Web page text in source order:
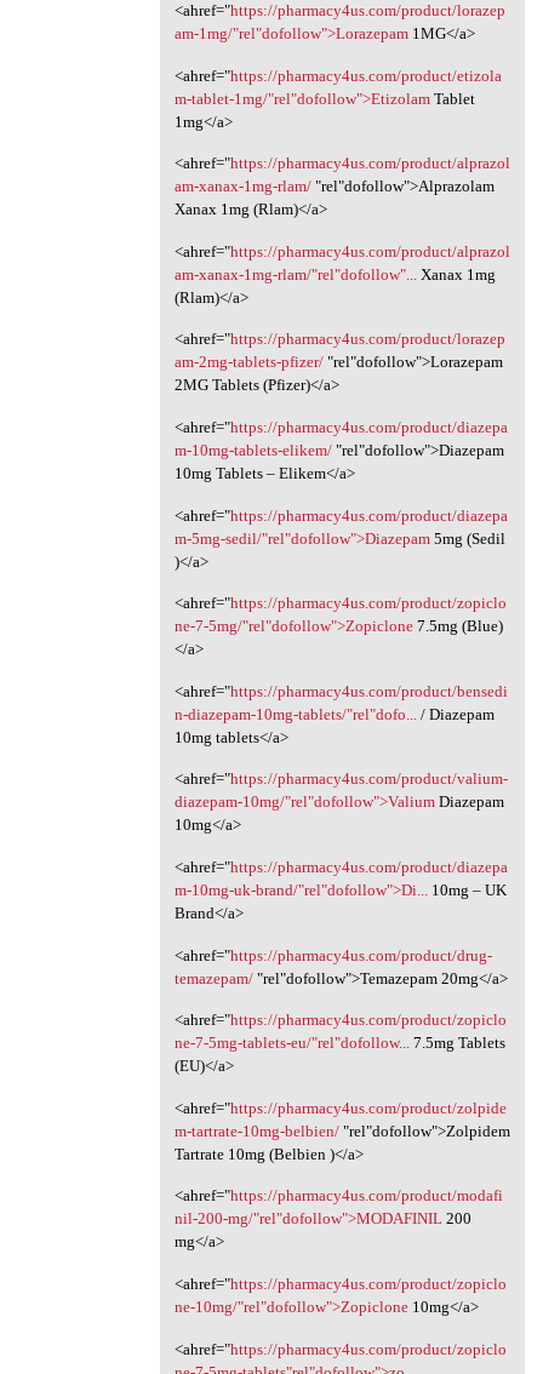
<ahref="https://pharmacy4us.com/product/lorazep
am-1mg/"rel"dofollow">Lorazepam1MG</a>
<ahref="https://pharmacy4us.com/product/etizola
m-tablet-1mg/"rel"dofollow">EtizolamTablet
1mg</a>
<ahref="https://pharmacy4us.com/product/alprazol
am-xanax-1mg-rlam/‎"rel"dofollow">Alprazolam
Xanax 1mg (Rlam)</a>
<ahref="https://pharmacy4us.com/product/alprazol
am-xanax-1mg-rlam/"rel"dofollow"...
Xanax 1mg
(Rlam)</a>
<ahref="https://pharmacy4us.com/product/lorazep
am-2mg-tablets-pfizer/"rel"dofollow">Lorazepam
2MG Tablets (Pfizer)</a>
<ahref="https://pharmacy4us.com/product/diazepa
m-10mg-tablets-elikem/‎"rel"dofollow">Diazepam
10mg Tablets – Elikem</a>
<ahref="https://pharmacy4us.com/product/diazepa
m-5mg-sedil/"rel"dofollow">Diazepam5mg (Sedil
)</a>
<ahref="https://pharmacy4us.com/product/zopiclo
ne-7-5mg/"rel"dofollow">Zopiclone7.5mg (Blue)
</a>
<ahref="https://pharmacy4us.com/product/bensedi
n-diazepam-10mg-tablets/"rel"dofo...
/ Diazepam
10mg tablets</a>
<ahref="https://pharmacy4us.com/product/valium-
diazepam-10mg/"rel"dofollow">ValiumDiazepam
10mg</a>
<ahref="https://pharmacy4us.com/product/diazepa
m-10mg-uk-brand/"rel"dofollow">Di...
10mg – UK
Brand</a>
<ahref="https://pharmacy4us.com/product/drug-
temazepam/‎"rel"dofollow">Temazepam 20mg</a>
<ahref="https://pharmacy4us.com/product/zopiclo
ne-7-5mg-tablets-eu/"rel"dofollow...7.5mg Tablets
(EU)</a>
<ahref="https://pharmacy4us.com/product/zolpide
m-tartrate-10mg-belbien/‎"rel"dofollow">Zolpidem
Tartrate 10mg (Belbien )</a>
<ahref="https://pharmacy4us.com/product/modafi
nil-200-mg/"rel"dofollow">MODAFINIL200
mg</a>
<ahref="https://pharmacy4us.com/product/zopiclo
ne-10mg/"rel"dofollow">Zopiclone10mg</a>
<ahref="https://pharmacy4us.com/product/zopiclo